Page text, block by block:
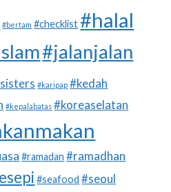
#bertam #checklist #halal
#jalanjalan
#karipap #kedah
#kepalabatas #koreaselatan
#ramadan #ramadhan
#seafood #seoul